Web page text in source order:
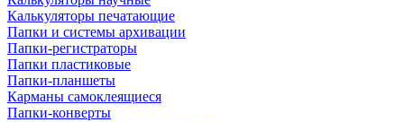
Калькуляторы печатающие
Папки и системы архивации
Папки-регистраторы
Папки пластиковые
Папки-планшеты
Карманы самоклеящиеся
Папки-конверты